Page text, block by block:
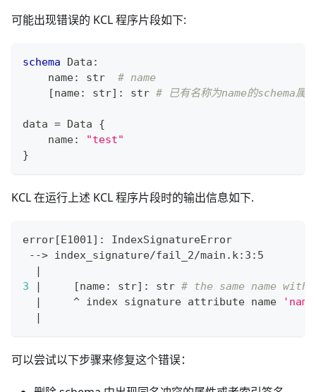
可能出现错误的 KCL 程序片段如下:
schema Data :
    name
: str
# name
[name: str] : str # 已有名称为name的schema属性
data = Data {
    name
:
"test"
}
KCL 在运行上述 KCL 程序片段时的输出信息如下.
error[E1001] : IndexSignatureError
--> index_signature/fail_2/main.k:3:5
|
3
| [name: str] : str # the same name
|
     ^ index signature attribute name
|
可以尝试以下步骤来修复这个错误：